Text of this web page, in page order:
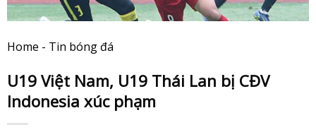
Home - Tin bóng đá
U19 Việt Nam, U19 Thái Lan bị CĐV
Indonesia xúc phạm